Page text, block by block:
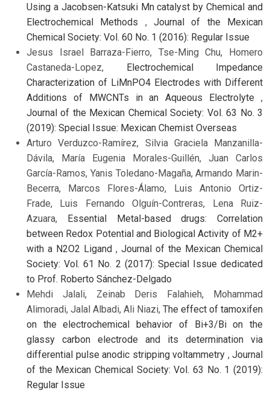
Using a Jacobsen-Katsuki Mn catalyst by Chemical and
Electrochemical Methods ,Journal of the Mexican
Chemical Society: Vol. 60 No. 1 (2016): Regular Issue
Jesus Israel Barraza-Fierro, Tse-Ming Chu, Homero
Castaneda-Lopez, Electrochemical Impedance
Characterization of LiMnPO4 Electrodes with Different
Additions of MWCNTs in an Aqueous Electrolyte ,
Journal of the Mexican Chemical Society: Vol. 63 No. 3
(2019): Special Issue: Mexican Chemist Overseas
Arturo Verduzco-Ramírez, Silvia Graciela Manzanilla-
Dávila, María Eugenia Morales-Guillén, Juan Carlos
García-Ramos, Yanis Toledano-Magaña, Armando Marin-
Becerra, Marcos Flores-Álamo, Luis Antonio Ortiz-
Frade, Luis Fernando Olguín-Contreras, Lena Ruiz-
Azuara, Essential Metal-based drugs: Correlation
between Redox Potential and Biological Activity of M2+
with a N2O2 Ligand , Journal of the Mexican Chemical
Society: Vol. 61 No. 2 (2017): Special Issue dedicated
to Prof. Roberto Sánchez-Delgado
Mehdi Jalali, Zeinab Deris Falahieh, Mohammad
Alimoradi, Jalal Albadi, Ali Niazi, The effect of tamoxifen
on the electrochemical behavior of Bi+3/Bi on the
glassy carbon electrode and its determination via
differential pulse anodic stripping voltammetry , Journal
of the Mexican Chemical Society: Vol. 63 No. 1 (2019):
Regular Issue